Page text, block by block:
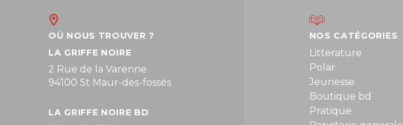
OÙ NOUS TROUVER ?
LA GRIFFE NOIRE
2 Rue de la Varenne
94100 St Maur-des-fossés
LA GRIFFE NOIRE BD
NOS CATÉGORIES
Litterature
Polar
Jeunesse
Boutique bd
Pratique